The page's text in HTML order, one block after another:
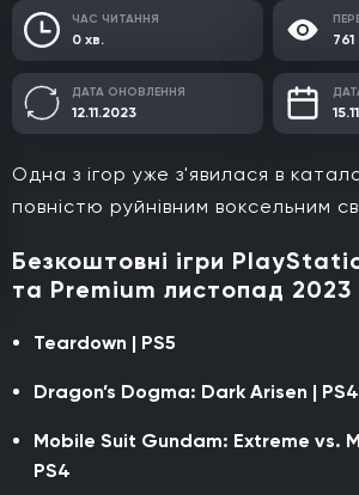
ЧАС ЧИТАННЯ
0 хв. 761
ДАТА ОНОВЛЕННЯ
12.11.2023
Одна з ігор уже з'явилася в
повністю руйнівним воксельним
Безкоштовні ігри
та Premium листопад 2023
Teardown | PS5
Dragon’s Dogma: Dark Arisen | PS4
Mobile Suit Gundam: Extreme vs.
PS4